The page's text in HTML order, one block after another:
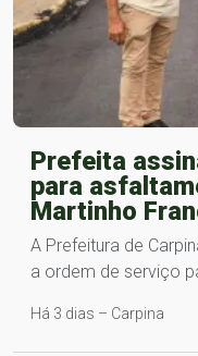
Prefeita
para
Martinho
A Prefeitura de
a ordem de serviço
Há 3 dias – Carpina